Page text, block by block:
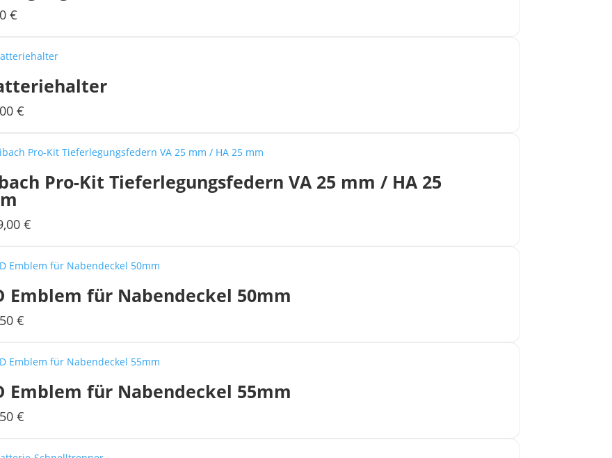
€
€
Pro-Kit Tieferlegungsfedern VA 25 mm / HA 25
€
Emblem für Nabendeckel 50mm
€
Emblem für Nabendeckel 55mm
€